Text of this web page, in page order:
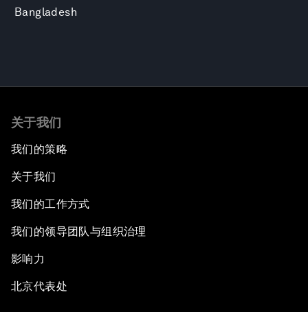
Bangladesh
关于我们
我们的策略
关于我们
我们的工作方式
我们的领导团队与组织治理
影响力
北京代表处